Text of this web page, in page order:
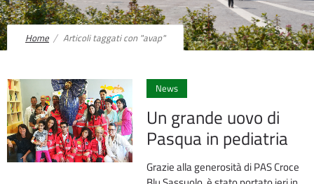
Home Articoli taggati con "avap"
News
Un grande uovo di
Pasqua in pediatria
Grazie alla generosità di PAS Croce